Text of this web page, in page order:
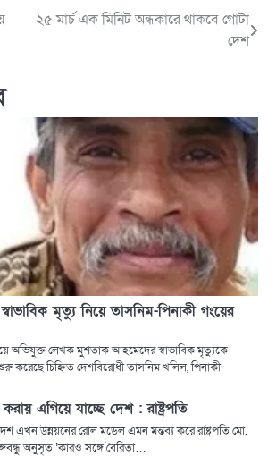
২৫ মার্চ এক মিনিট অন্ধকারে থাকবে গোটা
দেশ
মৃত্যু নিয়ে তাসনিম-পিনাকী গংয়ের
অভিযুক্ত লেখক মুশতাক আহমেদের স্বাভাবিক মৃত্যুকে
করেছে চিহ্নিত দেশবিরোধী তাসনিম খলিল, পিনাকী
এগিয়ে যাচ্ছে দেশ : রাষ্ট্রপতি
এখন উন্নয়নের রোল মডেল এমন মন্তব্য করে রাষ্ট্রপতি মো.
অনুসৃত ‘কারও সঙ্গে বৈরিতা…